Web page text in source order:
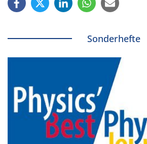
Sonderhefte